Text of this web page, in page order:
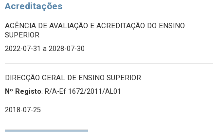
Acreditações
AGÊNCIA DE AVALIAÇÃO E ACREDITAÇÃO DO ENSINO
SUPERIOR
2022-07-31 a 2028-07-30
DIRECÇÃO GERAL DE ENSINO SUPERIOR
Nº Registo: R/A-Ef 1672/2011/AL01
2018-07-25